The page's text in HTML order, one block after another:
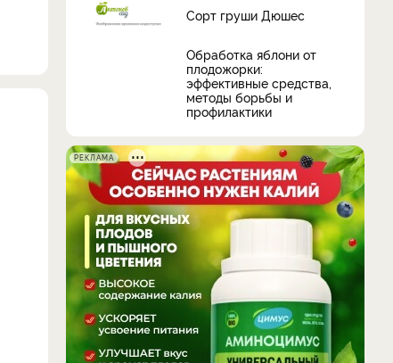
Сорт груши Дюшес
Обработка яблони от
плодожорки:
эффективные средства,
методы борьбы и
профилактики
РЕКЛАМА